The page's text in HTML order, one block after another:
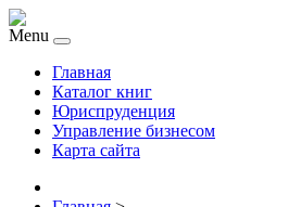
Menu
Главная
Каталог книг
Юриспруденция
Управление бизнесом
Карта сайта